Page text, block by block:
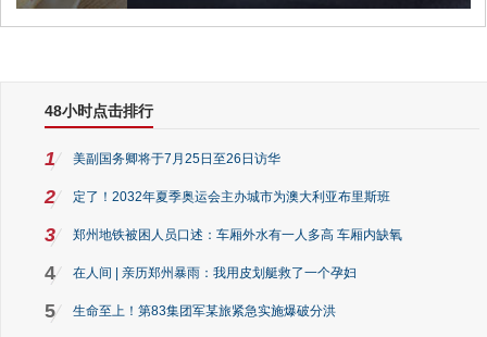
48小时点击排行
1 美副国务卿将于7月25日至26日访华
2 定了！2032年夏季奥运会主办城市为澳大利亚布里斯班
3 郑州地铁被困人员口述：车厢外水有一人多高 车厢内缺氧
4 在人间 | 亲历郑州暴雨：我用皮划艇救了一个孕妇
5 生命至上！第83集团军某旅紧急实施爆破分洪